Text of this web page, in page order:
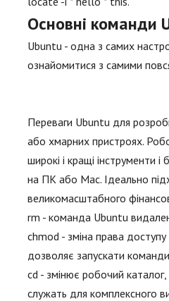
Основні команди
Ubuntu - одна з самих
ознайомитися з самими
Переваги Ubuntu для
або хмарних пристроях.
широкі і кращі інструменти
на ПК або Mac. Ідеально
великомасштабного
rm - команда Ubuntu
chmod - зміна права
дозволяє запускати
cd - змінює робочий
служать для комплексного